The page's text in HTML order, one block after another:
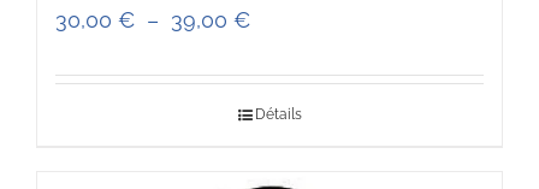
30,00 € – 39,00 €Plage
Détails